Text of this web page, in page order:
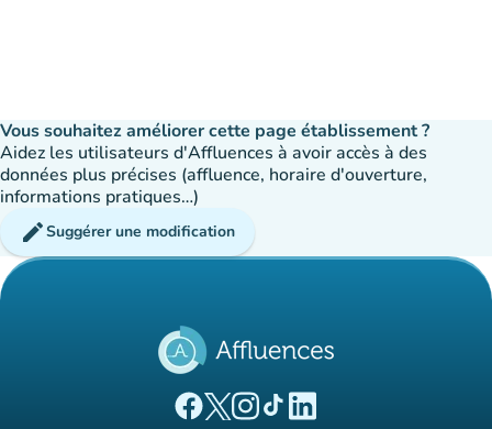
Vous souhaitez améliorer cette page établissement ?
Aidez les utilisateurs d'Affluences à avoir accès à des
données plus précises (affluence, horaire d'ouverture,
informations pratiques…)
editSuggérer une modification
(nouvel onglet)
(nouvel onglet)
(nouvel onglet)
(nouvel onglet)